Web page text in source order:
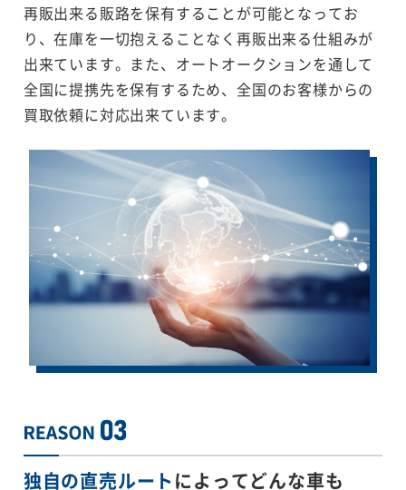
再販出来る販路を保有することが可能となってお
り、在庫を一切抱えることなく再販出来る仕組みが
出来ています。また、オートオークションを通して
全国に提携先を保有するため、全国のお客様からの
買取依頼に対応出来ています。
独自の直売ルートによってどんな車も